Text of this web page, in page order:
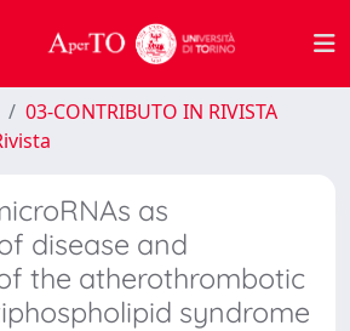
03-CONTRIBUTO IN RIVISTA
as
disease and
the atherothrombotic
syndrome